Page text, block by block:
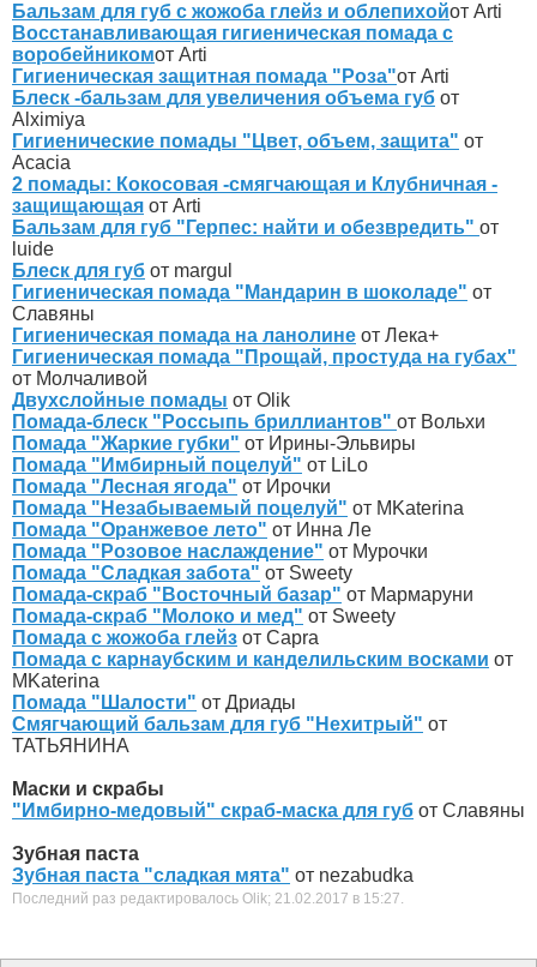
Бальзам для губ с жожоба глейз и облепихойот Arti
Восстанавливающая гигиеническая помада с
воробейникомот Arti
Гигиеническая защитная помада "Роза"от Arti
Блеск -бальзам для увеличения объема губ от
Alximiya
Гигиенические помады "Цвет, объем, защита" от
Acacia
2 помады: Кокосовая -смягчающая и Клубничная -
защищающая от Arti
Бальзам для губ "Герпес: найти и обезвредить" от
luide
Блеск для губ от margul
Гигиеническая помада "Мандарин в шоколаде" от
Славяны
Гигиеническая помада на ланолине от Лека+
Гигиеническая помада "Прощай, простуда на губах"
от Молчаливой
Двухслойные помады от Olik
Помада-блеск "Россыпь бриллиантов" от Вольхи
Помада "Жаркие губки" от Ирины-Эльвиры
Помада "Имбирный поцелуй" от LiLo
Помада "Лесная ягода" от Ирочки
Помада "Незабываемый поцелуй" от MKaterina
Помада "Оранжевое лето" от Инна Ле
Помада "Розовое наслаждение" от Мурочки
Помада "Сладкая забота" от Sweety
Помада-скраб "Восточный базар" от Мармаруни
Помада-скраб "Молоко и мед" от Sweety
Помада с жожоба глейз от Capra
Помада с карнаубским и канделильским восками от
MKaterina
Помада "Шалости" от Дриады
Смягчающий бальзам для губ "Нехитрый" от
ТАТЬЯНИНА
Маски и скрабы
"Имбирно-медовый" скраб-маска для губ от Славяны
Зубная паста
Зубная паста "сладкая мята" от nezabudka
Последний раз редактировалось Olik; 21.02.2017 в 15:27.